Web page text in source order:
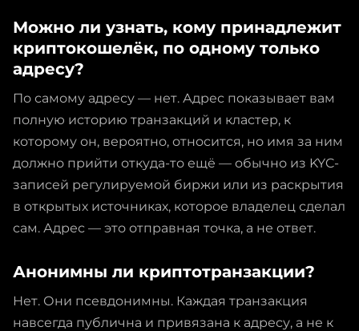
Можно ли узнать, кому принадлежит
криптокошелёк, по одному только
адресу?
По самому адресу — нет. Адрес показывает вам
полную историю транзакций и кластер, к
которому он, вероятно, относится, но имя за ним
должно прийти откуда-то ещё — обычно из KYC-
записей регулируемой биржи или из раскрытия
в открытых источниках, которое владелец сделал
сам. Адрес — это отправная точка, а не ответ.
Анонимны ли криптотранзакции?
Нет. Они псевдонимны. Каждая транзакция
навсегда публична и привязана к адресу, а не к